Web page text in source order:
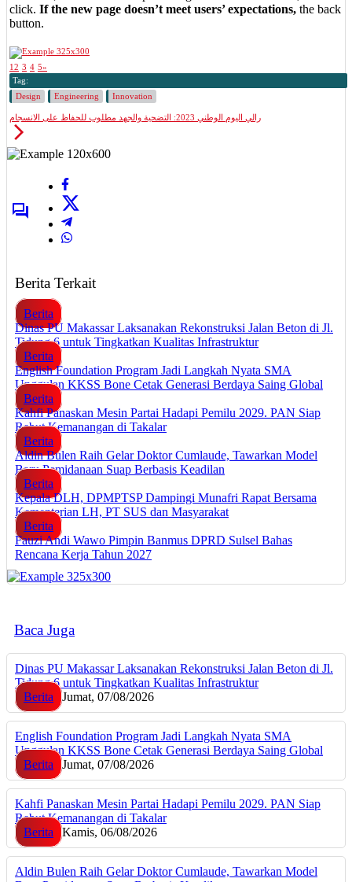
click. If the new page doesn’t meet users’ expectations, the back
button.
1 2 3 4 5»
Tag:
Design
Engineering Innovation
رالي اليوم الوطني 2023: التضحية والجهد مطلوب للحفاظ على الانسجام
Berita Terkait
Berita
Dinas PU Makassar Laksanakan Rekonstruksi Jalan Beton di Jl.
Tidung 6 untuk Tingkatkan Kualitas Infrastruktur
Berita
English Foundation Program Jadi Langkah Nyata SMA
Unggulan KKSS Bone Cetak Generasi Berdaya Saing Global
Berita
Kahfi Panaskan Mesin Partai Hadapi Pemilu 2029. PAN Siap
Rebut Kemanangan di Takalar
Berita
Aldin Bulen Raih Gelar Doktor Cumlaude, Tawarkan Model
Baru Pemidanaan Suap Berbasis Keadilan
Berita
Kepala DLH, DPMPTSP Dampingi Munafri Rapat Bersama
Kementerian LH, PT SUS dan Masyarakat
Berita
Fauzi Andi Wawo Pimpin Banmus DPRD Sulsel Bahas
Rencana Kerja Tahun 2027
Baca Juga
Dinas PU Makassar Laksanakan Rekonstruksi Jalan Beton di Jl.
Tidung 6 untuk Tingkatkan Kualitas Infrastruktur
Berita
Jumat, 07/08/2026
English Foundation Program Jadi Langkah Nyata SMA
Unggulan KKSS Bone Cetak Generasi Berdaya Saing Global
Berita
Jumat, 07/08/2026
Kahfi Panaskan Mesin Partai Hadapi Pemilu 2029. PAN Siap
Rebut Kemanangan di Takalar
Berita
Kamis, 06/08/2026
Aldin Bulen Raih Gelar Doktor Cumlaude, Tawarkan Model